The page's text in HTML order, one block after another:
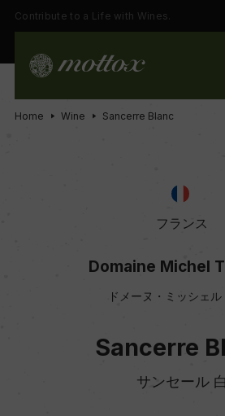
Contribute to a Life with Wines.
Home Wine Sancerre Blanc
フランス
Domaine Michel
ドメーヌ・ミッシェル
Sancerre
サンセール 白